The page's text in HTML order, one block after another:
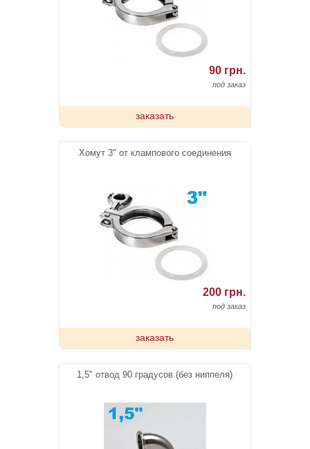
90 грн.
под заказ
заказать
Хомут 3" от клампового соединения
200 грн.
под заказ
заказать
1,5" отвод 90 градусов (без ниппеля)